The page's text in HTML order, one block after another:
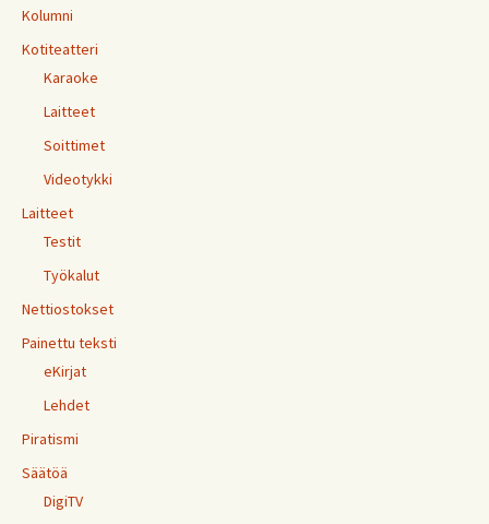
Kolumni
Kotiteatteri
Karaoke
Laitteet
Soittimet
Videotykki
Laitteet
Testit
Työkalut
Nettiostokset
Painettu teksti
eKirjat
Lehdet
Piratismi
Säätöä
DigiTV